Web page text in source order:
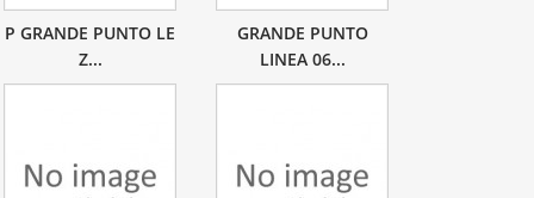
P GRANDE PUNTO LE
Z...
GRANDE PUNTO
LINEA 06...